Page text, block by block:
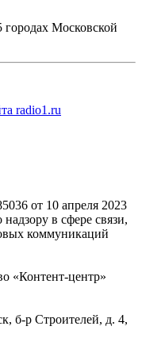
городах Московской
radio1.ru
от 10 апреля 2023
в сфере связи,
коммуникаций
«Контент-центр»
б-р Строителей, д. 4,